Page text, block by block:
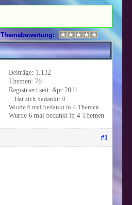
Themabewertung:
Beiträge: 1.132
Themen: 76
Registriert seit: Apr 2011
Hat sich bedankt: 0
Wurde 6 mal bedankt in 4 Themen
Wurde 6 mal bedankt in 4 Themen
#1